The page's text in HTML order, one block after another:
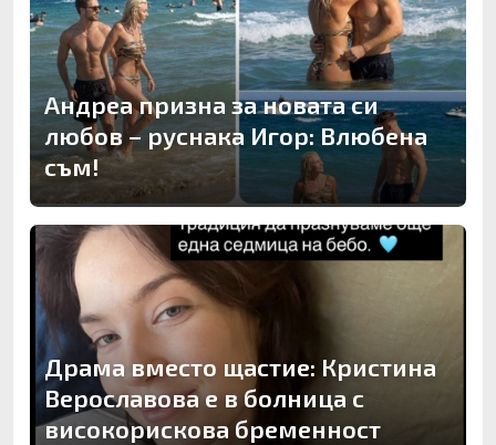
Андреа призна за новата си
любов – руснака Игор: Влюбена
съм!
Драма вместо щастие: Кристина
Верославова е в болница с
високорискова бременност